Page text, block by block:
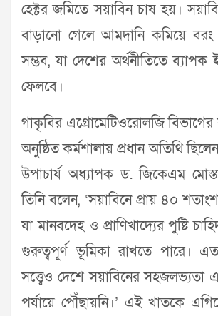
হেক্টর জমিতে সয়াবিন চাষ হয়।
বাড়ানো গেলে আমদানি কমিয়ে বরং
সম্ভব, যা দেশের অর্থনীতিতে ব্যাপক
ফেলবে।
গাকৃবির এগ্রোমেটিওরোলজি
অনুষ্ঠিত কর্মশালায় প্রধান অতিথি
উপাচার্য অধ্যাপক ড. জিকেএম
তিনি বলেন, ‘সয়াবিনে প্রায় ৪০
যা মানবদেহ ও প্রাণিখাদ্যের পুষ্টি
গুরুত্বপূর্ণ ভূমিকা রাখতে পারে।
সত্ত্বেও দেশে সয়াবিনের সহজলভ্যতা
পর্যায়ে পৌঁছায়নি।’ এই খাতকে